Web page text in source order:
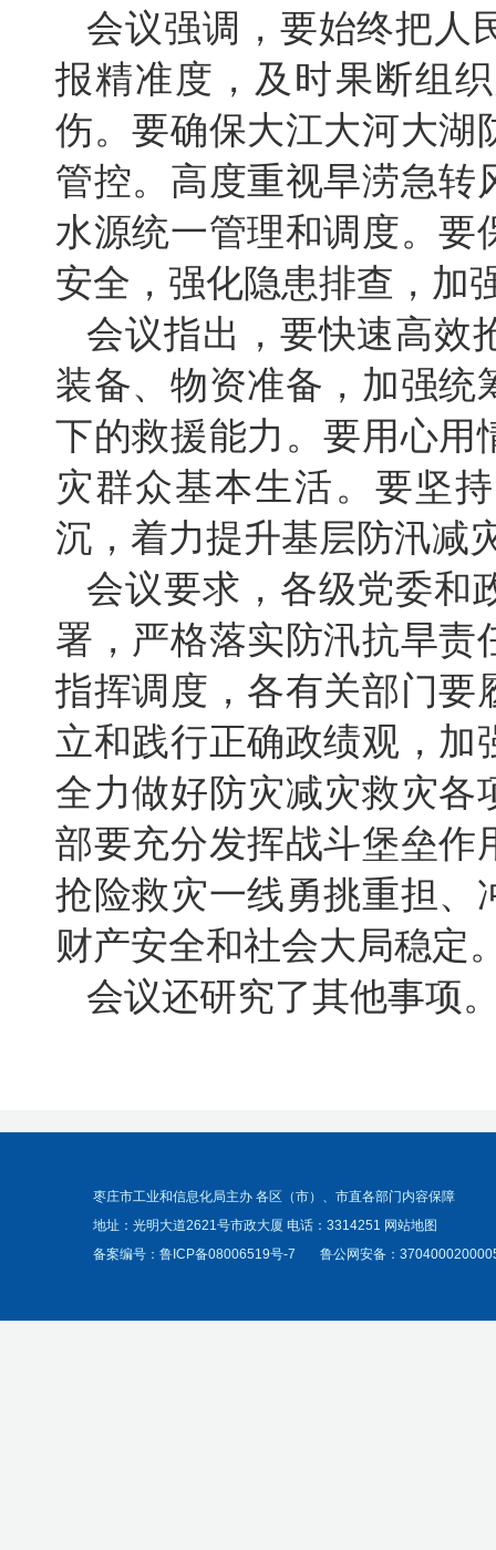
会议强调，要始终把人
报精准度，及时果断组
伤。要确保大江大河大湖
管控。高度重视旱涝急转
水源统一管理和调度。要
安全，强化隐患排查，加
会议指出，要快速高效
装备、物资准备，加强统
下的救援能力。要用心用
灾群众基本生活。要坚
沉，着力提升基层防汛减
会议要求，各级党委和
署，严格落实防汛抗旱责
指挥调度，各有关部门要
立和践行正确政绩观，
全力做好防灾减灾救灾各
部要充分发挥战斗堡垒作
抢险救灾一线勇挑重担、
财产安全和社会大局稳定
会议还研究了其他事项
枣庄市工业和信息化局主办 各区（市）、市直各部门内容保障
地址：光明大道2621号市政大厦 电话：3314251 网站地图
备案编号： 鲁ICP备08006519号-7 鲁公网安备：